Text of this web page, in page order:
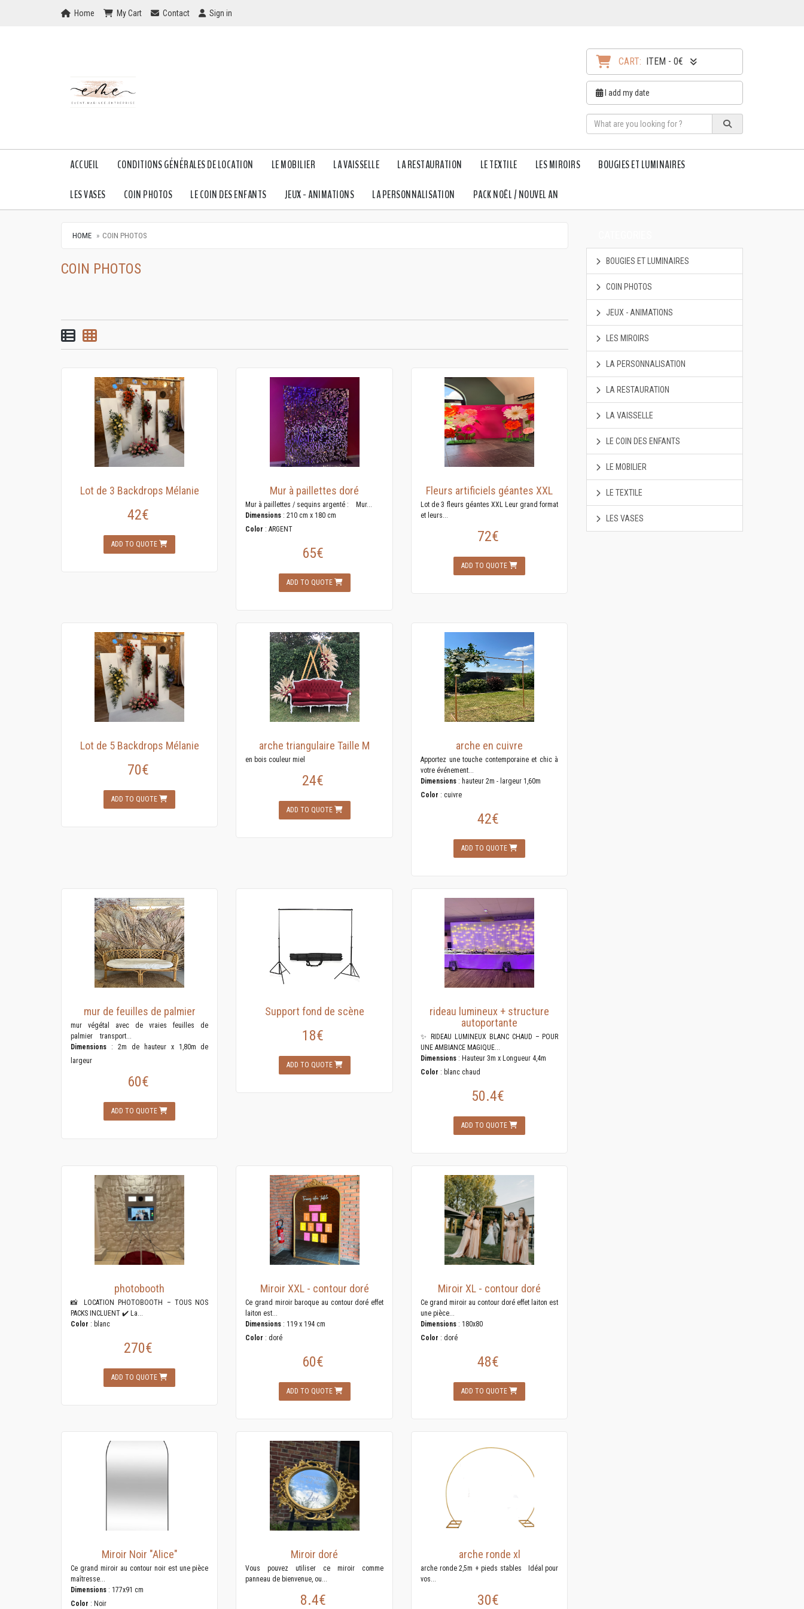
Home
Home My Cart
My Cart Checkout
Contact Checkout
Sign in
CART: ITEM - 0€
I add my date
ACCUEIL CONDITIONS GÉNÉRALES DE LOCATION LE MOBILIER LA VAISSELLE LA RESTAURATION LE TEXTILE LES MIROIRS BOUGIES ET LUMINAIRES
LES VASES COIN PHOTOS LE COIN DES ENFANTS JEUX - ANIMATIONS LA PERSONNALISATION PACK NOËL / NOUVEL AN
HOME COIN PHOTOS
COIN PHOTOS
List viewGrid view
Lot de 3 Backdrops Mélanie
42€
ADD TO QUOTE
Mur à paillettes doré
Mur à paillettes / sequins argenté : Mur...
Dimensions : 210 cm x 180 cm
Color : ARGENT
65€
ADD TO QUOTE
Fleurs artificiels géantes XXL
Lot de 3 fleurs géantes XXL Leur grand format
et leurs...
72€
ADD TO QUOTE
Lot de 5 Backdrops Mélanie
70€
ADD TO QUOTE
arche triangulaire Taille M
en bois couleur miel
24€
ADD TO QUOTE
arche en cuivre
Apportez une touche contemporaine et chic à
votre événement...
Dimensions: hauteur 2m - largeur 1,60m
Color : cuivre
42€
ADD TO QUOTE
mur de feuilles de palmier
mur végétal avec de vraies feuilles de
palmier transport...
Dimensions : 2m de hauteur x 1,80m de
largeur
60€
ADD TO QUOTE
Support fond de scène
18€
ADD TO QUOTE
rideau lumineux + structure
autoportante
✨ RIDEAU LUMINEUX BLANC CHAUD – POUR
UNE AMBIANCE MAGIQUE...
Dimensions: Hauteur 3m x Longueur 4,4m
Color : blanc chaud
50.4€
ADD TO QUOTE
photobooth
📸 LOCATION PHOTOBOOTH – TOUS NOS
PACKS INCLUENT ✔️ La...
Color : blanc
270€
ADD TO QUOTE
Miroir XXL - contour doré
Ce grand miroir baroque au contour doré effet
laiton est...
Dimensions : 119 x 194 cm
Color : doré
60€
ADD TO QUOTE
Miroir XL - contour doré
Ce grand miroir au contour doré effet laiton est
une pièce...
Dimensions: 180x80
Color : doré
48€
ADD TO QUOTE
Miroir Noir "Alice"
Ce grand miroir au contour noir est une pièce
maîtresse...
Dimensions : 177x91 cm
Color : Noir
Miroir doré
Vous pouvez utiliser ce miroir comme
panneau de bienvenue, ou...
8.4€
arche ronde xl
arche ronde 2,5m + pieds stables Idéal pour
vos...
30€
BOUGIES ET LUMINAIRES
COIN PHOTOS
JEUX - ANIMATIONS
LES MIROIRS
LA PERSONNALISATION
LA RESTAURATION
LA VAISSELLE
LE COIN DES ENFANTS
LE MOBILIER
LE TEXTILE
LES VASES